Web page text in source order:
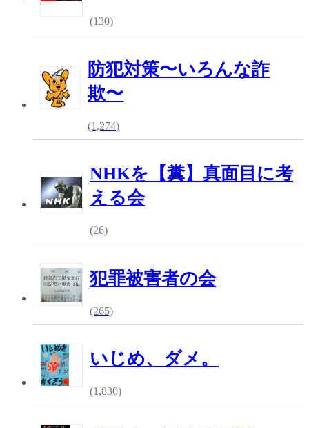
(130)
防犯対策〜いろんな詐
欺〜
(1,274)
NHKを【糞】真面目に考
える会
(26)
犯罪被害者の会
(265)
いじめ、ダメ。
(1,830)